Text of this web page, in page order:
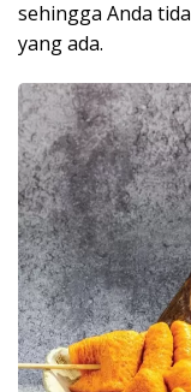
sehingga Anda
yang ada.